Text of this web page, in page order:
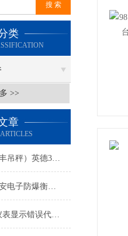
类
>>
章
揭东10吨地磅（陆丰吊秤）英德30T吊秤）带道闸刷卡称重自动汽车衡维修
遵化隔爆衡器（迁安电子防爆衡器）朝阳防爆电子地磅维修
耀华XK3190系列仪表显示错误代码的解决方法